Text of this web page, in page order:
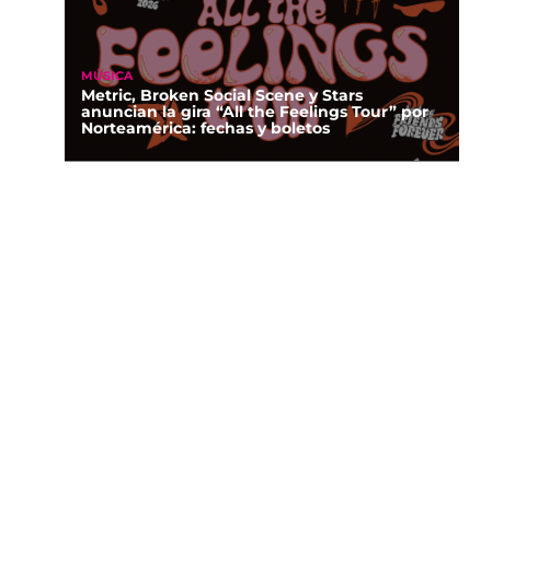
MÚSICA
Metric, Broken Social Scene y Stars
anuncian la gira “All the Feelings Tour” por
Norteamérica: fechas y boletos